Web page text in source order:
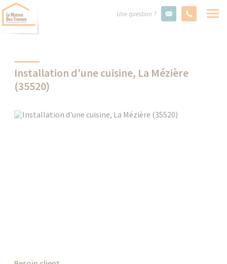
Une question ?
Installation d'une cuisine, La Mézière
(35520)